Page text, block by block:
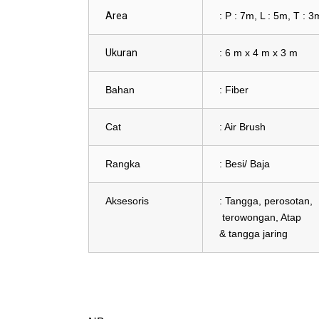
Area : P : 7m, L : 5m, T :
Ukuran : 6 m x 4 m x 3 m
Bahan : Fiber
Cat : Air Brush
Rangka : Besi/ Baja
Aksesoris
: Tangga,
terowongan, Atap
& tangga jaring